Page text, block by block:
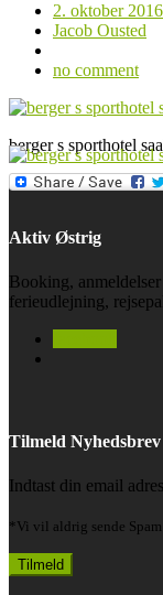
2. oktober
Jacob Ousted
no comment
berger s sporthotel
Aktiv Østrig
Booking,
ferieudlejning,
Tilmeld Nyhedsbrev
Indtast din email
*Vi vil aldrig sende Spam